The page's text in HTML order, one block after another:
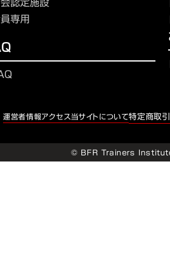
専用
運営者情報アクセス当サイトについて特定商取
© BFR Trainers